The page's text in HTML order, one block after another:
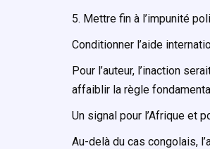
5. Mettre fin à l’impunité
Conditionner l’aide
Pour l’auteur, l’inaction
affaiblir la règle
Un signal pour l’Afrique et
Au-delà du cas congolais,